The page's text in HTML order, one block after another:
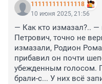
111111111111118
10 июня 2025, 21:56
— Как кто измазал?..
Петрович, точно не
измазали, Родион
прибавил он почти
убежденным голосом.
брали-с... У них всё